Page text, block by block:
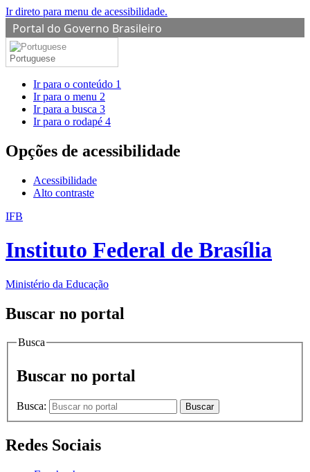
Ir direto para menu de acessibilidade.
Portal do Governo Brasileiro
Portuguese
Ir para o conteúdo 1
Ir para o menu 2
Ir para a busca 3
Ir para o rodapé 4
Opções de acessibilidade
Acessibilidade
Alto contraste
IFB
Instituto Federal de Brasília
Ministério da Educação
Buscar no portal
Busca
Buscar no portal
Busca: Buscar
Redes Sociais